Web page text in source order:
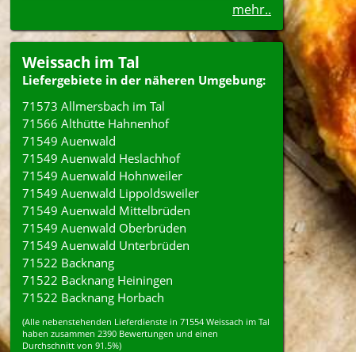
mehr..
Weissach im Tal
Liefergebiete in der näheren Umgebung:
71573 Allmersbach im Tal
71566 Althütte Hahnenhof
71549 Auenwald
71549 Auenwald Heslachhof
71549 Auenwald Hohnweiler
71549 Auenwald Lippoldsweiler
71549 Auenwald Mittelbrüden
71549 Auenwald Oberbrüden
71549 Auenwald Unterbrüden
71522 Backnang
71522 Backnang Heiningen
71522 Backnang Horbach
(Alle nebenstehenden Lieferdienste in 71554 Weissach im Tal
haben zusammen 2390 Bewertungen und einen
Durchschnitt von 91.5%)